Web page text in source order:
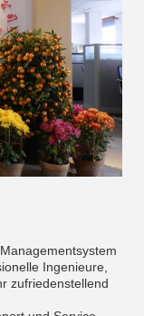
Ingenieure,
zufriedenstellend